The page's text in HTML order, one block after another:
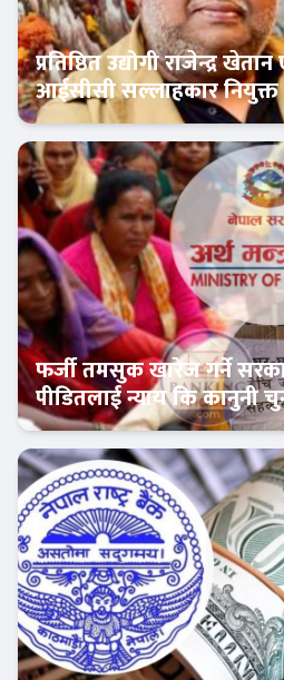
अर्थतन्त्र
प्रतिष्ठित उद्योगी राजेन्द्र
आईसीसी सल्लाहकार नियुक्त
Banner News
फर्जी तमसुक खारेज गर्ने
पीडितलाई न्याय कि कानुनी